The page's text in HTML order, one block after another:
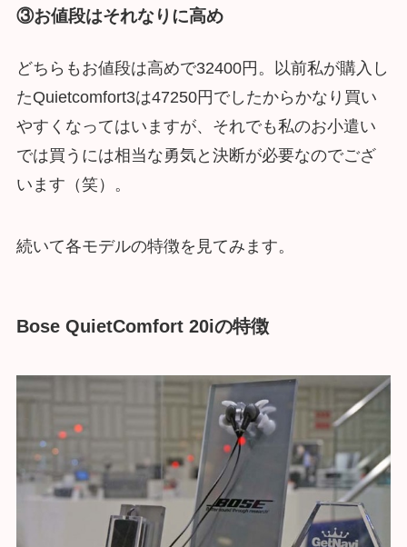
③お値段はそれなりに高め
どちらもお値段は高めで32400円。以前私が購入し
たQuietcomfort3は47250円でしたからかなり買い
やすくなってはいますが、それでも私のお小遣い
では買うには相当な勇気と決断が必要なのでござ
います（笑）。
続いて各モデルの特徴を見てみます。
Bose QuietComfort 20iの特徴